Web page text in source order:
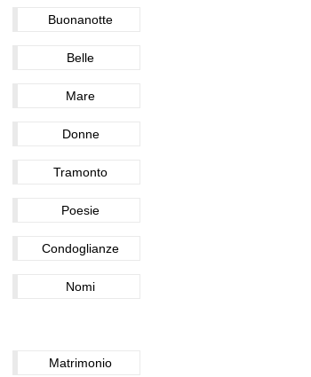
Buonanotte
Belle
Mare
Donne
Tramonto
Poesie
Condoglianze
Nomi
Matrimonio